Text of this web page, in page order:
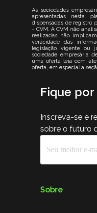
As sociedades
apresentadas nesta
dispensadas de registro
- CVM. A CVM não
realizadas não
veracidade das
legislação vigente ou
sociedade empresária
uma oferta leia com
oferta, em especial a
Fique
Inscreva-se e
sobre o futuro
Sobre